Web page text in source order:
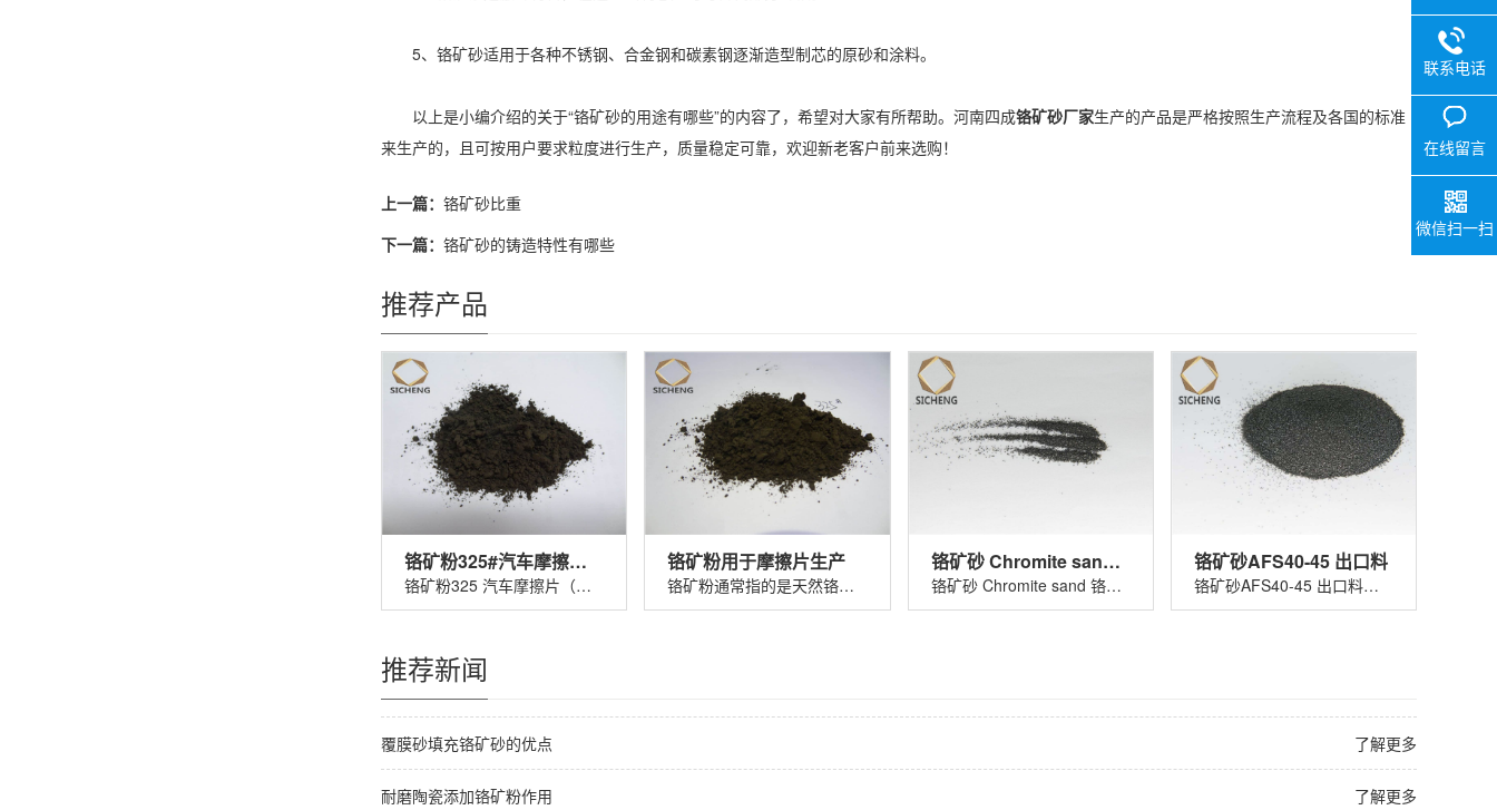
5、铬矿砂适用于各种不锈钢、合金钢和碳素钢逐渐造型制芯的原砂和涂料。
以上是小编介绍的关于“铬矿砂的用途有哪些”的内容了，希望对大家有所帮助。河南四成铬矿砂厂家生产的产品是严格按照生产流程及各国的标准
来生产的，且可按用户要求粒度进行生产，质量稳定可靠，欢迎新老客户前来选购！
上一篇： 铬矿砂比重
下一篇： 铬矿砂的铸造特性有哪些
推荐产品
铬矿粉325#汽车摩擦片（刹车片）
铬矿粉325 汽车摩擦片（刹车片）铬矿粉......
铬矿粉用于摩擦片生产
铬矿粉通常指的是天然铬铁矿（主要成分......
铬矿砂 Chromite sand 铬铁矿砂
铬矿砂 Chromite sand 铬铁矿砂适用......
铬矿砂AFS40-45 出口料
铬矿砂AFS40-45 出口料适用于玻璃着色......
推荐新闻
了解更多
覆膜砂填充铬矿砂的优点
了解更多
耐磨陶瓷添加铬矿粉作用
联系电话
在线留言
微信扫一扫